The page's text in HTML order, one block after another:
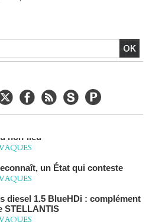
la bataille se déplace
de Me Christophe
de parties civiles, après la
non-lieu
un État qui conteste
diesel 1.5 BlueHDi : complément
STELLANTIS